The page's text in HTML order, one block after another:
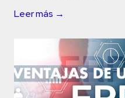
Leer más →